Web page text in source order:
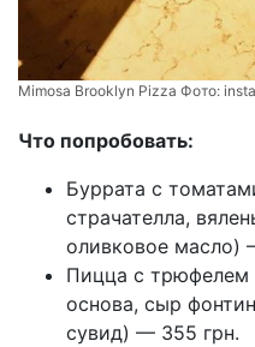
Mimosa Brooklyn Pizza Фото:
Что попробовать:
Буррата с
страчателла,
оливковое масло)
Пицца с трюфелем
основа, сыр
сувид) — 355 грн.